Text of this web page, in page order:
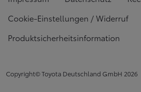
Cookie-Einstellungen / Widerruf
Produktsicherheitsinformation
Copyright© Toyota Deutschland GmbH 2026